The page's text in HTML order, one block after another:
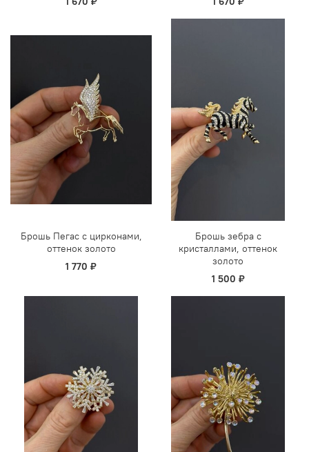
Брошь Пегас с цирконами,
оттенок золото
1 770 ₽
Брошь зебра с
кристаллами, оттенок
золото
1 500 ₽